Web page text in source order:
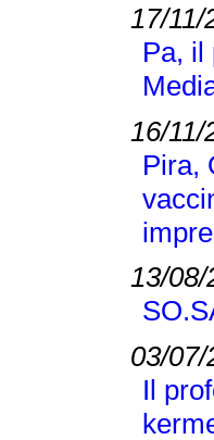
17/11/
Pa, il
16/11/
Pira,
13/08/
03/07/
Il